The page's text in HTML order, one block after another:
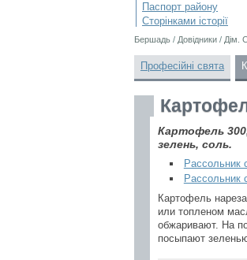
Паспорт району
Сторінками історії
Бершадь / Довідники / Дім.
Професійні свята
Картофель
зелень, соль.
Рассольник
Рассольник
Картофель
или топленом
обжаривают. На
посыпают